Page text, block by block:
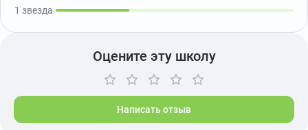
1 звезда
Оцените эту школу
Написать отзыв